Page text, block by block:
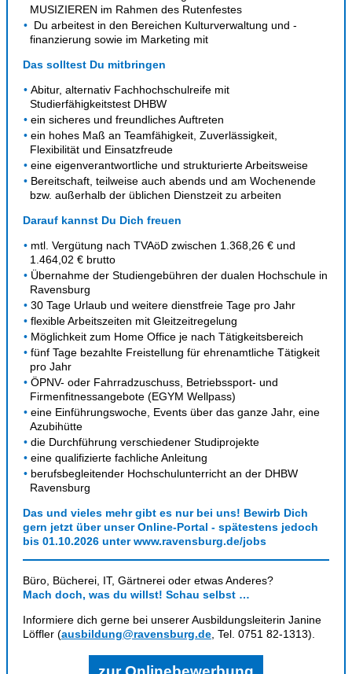
MUSIZIEREN im Rahmen des Rutenfestes
Du arbeitest in den Bereichen Kulturverwaltung und -
finanzierung sowie im Marketing mit
Das solltest Du mitbringen
Abitur, alternativ Fachhochschulreife mit
Studierfähigkeitstest DHBW
ein sicheres und freundliches Auftreten
ein hohes Maß an Teamfähigkeit, Zuverlässigkeit,
Flexibilität und Einsatzfreude
eine eigenverantwortliche und strukturierte Arbeitsweise
Bereitschaft, teilweise auch abends und am Wochenende
bzw. außerhalb der üblichen Dienstzeit zu arbeiten
Darauf kannst Du Dich freuen
mtl. Vergütung nach TVAöD zwischen 1.368,26 € und
1.464,02 € brutto
Übernahme der Studiengebühren der dualen Hochschule in
Ravensburg
30 Tage Urlaub und weitere dienstfreie Tage pro Jahr
flexible Arbeitszeiten mit Gleitzeitregelung
Möglichkeit zum Home Office je nach Tätigkeitsbereich
fünf Tage bezahlte Freistellung für ehrenamtliche Tätigkeit
pro Jahr
ÖPNV- oder Fahrradzuschuss, Betriebssport- und
Firmenfitnessangebote (EGYM Wellpass)
eine Einführungswoche, Events über das ganze Jahr, eine
Azubihütte
die Durchführung verschiedener Studiprojekte
eine qualifizierte fachliche Anleitung
berufsbegleitender Hochschulunterricht an der DHBW
Ravensburg
Das und vieles mehr gibt es nur bei uns! Bewirb Dich
gern jetzt über unser Online-Portal - spätestens jedoch
bis 01.10.2026 unter www.ravensburg.de/jobs
Büro, Bücherei, IT, Gärtnerei oder etwas Anderes?
Mach doch, was du willst! Schau selbst …
Informiere dich gerne bei unserer Ausbildungsleiterin Janine
Löffler (ausbildung@ravensburg.de, Tel. 0751 82-1313).